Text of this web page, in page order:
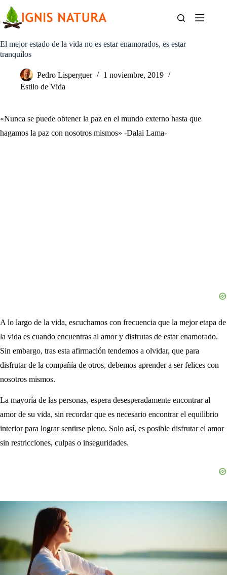
contenido
El mejor estado de la vida no es estar enamorados, es estar
tranquilos
Pedro Lisperguer
1 noviembre, 2019
Estilo de Vida
«Nunca se puede obtener la paz en el mundo externo hasta que
hagamos la paz con nosotros mismos» -Dalai Lama-
A lo largo de la vida, escuchamos con frecuencia que la mejor etapa de
la vida es cuando encuentras al amor y disfrutas de estar enamorado.
Sin embargo, tras esta afirmación tendemos a olvidar, que para
disfrutar de la compañía de otros, debemos aprender a ser felices con
nosotros mismos.
La mayoría de las personas, espera desesperadamente encontrar al
amor de su vida, sin recordar que es necesario encontrar el equilibrio
interior para lograr sentirse pleno. Solo así, es posible disfrutar el amor
sin restricciones, culpas o inseguridades.